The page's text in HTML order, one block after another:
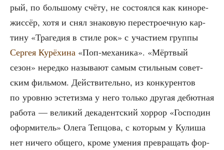
рый, по боль­шо­му счё­ту, не состо­ял­ся как кино­ре­
жис­сёр, хотя и снял зна­ко­вую пере­стро­еч­ную кар­
ти­ну «Тра­ге­дия в сти­ле рок» с уча­сти­ем груп­пы
Сер­гея Курё­хи­на «Поп-меха­ни­ка». «Мёрт­вый
сезон» неред­ко назы­ва­ют самым стиль­ным совет­
ским филь­мом. Дей­стви­тель­но, из кон­ку­рен­тов
по уров­ню эсте­тиз­ма у него толь­ко дру­гая дебют­ная
рабо­та — вели­кий дека­дент­ский хор­рор «Гос­по­дин
офор­ми­тель» Оле­га Теп­цо­ва, с кото­рым у Кули­ша
нет ниче­го обще­го, кро­ме уме­ния пре­вра­щать фор­